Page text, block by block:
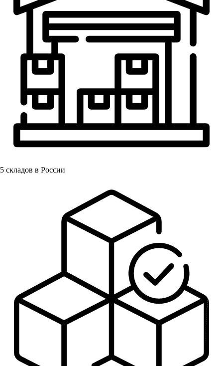
5 складов в России